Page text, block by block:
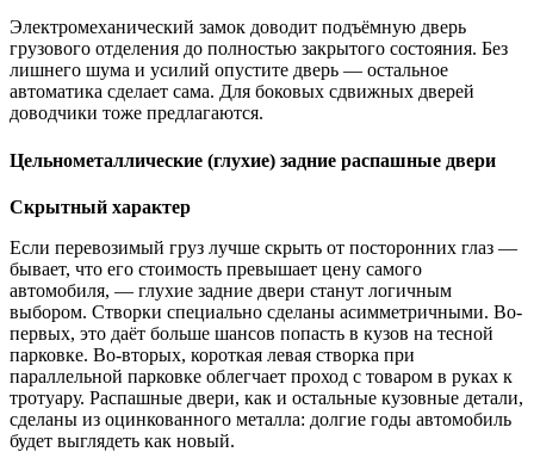
Электромеханический замок доводит подъёмную дверь
грузового отделения до полностью закрытого состояния. Без
лишнего шума и усилий опустите дверь — остальное
автоматика сделает сама. Для боковых сдвижных дверей
доводчики тоже предлагаются.
Цельнометаллические (глухие) задние распашные двери
Скрытный характер
Если перевозимый груз лучше скрыть от посторонних глаз —
бывает, что его стоимость превышает цену самого
автомобиля, — глухие задние двери станут логичным
выбором. Створки специально сделаны асимметричными. Во-
первых, это даёт больше шансов попасть в кузов на тесной
парковке. Во-вторых, короткая левая створка при
параллельной парковке облегчает проход с товаром в руках к
тротуару. Распашные двери, как и остальные кузовные детали,
сделаны из оцинкованного металла: долгие годы автомобиль
будет выглядеть как новый.